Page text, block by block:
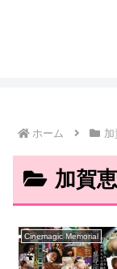
ホーム 加
加賀
Cinemagic Memorial